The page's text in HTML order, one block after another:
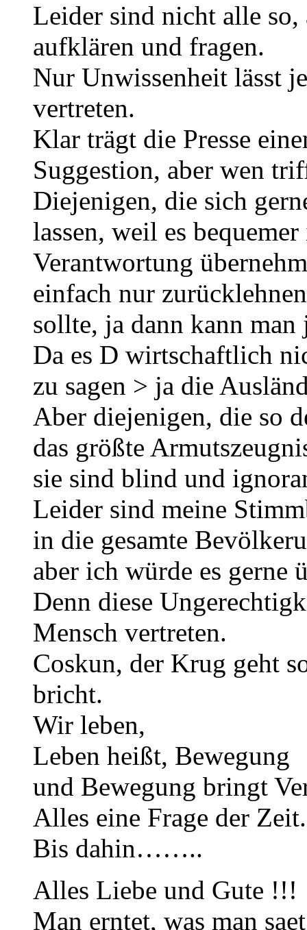
Leider sind nicht alle so,
aufklären und fragen.
Nur Unwissenheit lässt
vertreten.
Klar trägt die Presse
Suggestion, aber wen
Diejenigen, die sich
lassen, weil es
Verantwortung
einfach nur
sollte, ja dann kann man
Da es D wirtschaftlich
zu sagen > ja die
Aber diejenigen, die so
das größte
sie sind blind und
Leider sind meine
in die gesamte
aber ich würde es gerne
Denn diese
Mensch vertreten.
Coskun, der Krug geht
bricht.
Wir leben,
Leben heißt, Bewegung
und Bewegung bringt
Alles eine Frage der Zeit.
Bis dahin……..
Alles Liebe und Gute !!!
Man erntet, was man